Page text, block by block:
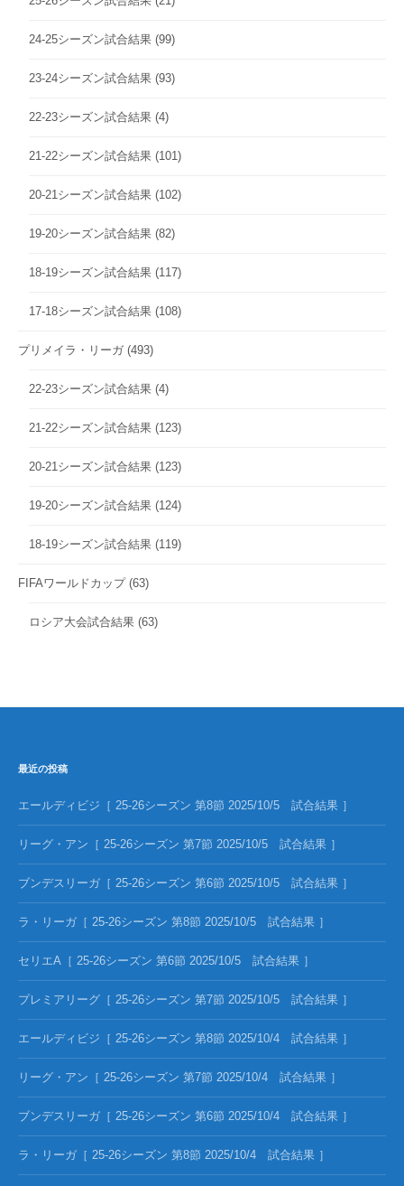
24-25シーズン試合結果 (99)
23-24シーズン試合結果 (93)
22-23シーズン試合結果 (4)
21-22シーズン試合結果 (101)
20-21シーズン試合結果 (102)
19-20シーズン試合結果 (82)
18-19シーズン試合結果 (117)
17-18シーズン試合結果 (108)
プリメイラ・リーガ (493)
22-23シーズン試合結果 (4)
21-22シーズン試合結果 (123)
20-21シーズン試合結果 (123)
19-20シーズン試合結果 (124)
18-19シーズン試合結果 (119)
FIFAワールドカップ(63)
ロシア大会試合結果 (63)
最近の投稿
エールディビジ［ 25-26シーズン 第8節 2025/10/5 試合結果 ］
リーグ・アン［ 25-26シーズン 第7節 2025/10/5 試合結果 ］
ブンデスリーガ［ 25-26シーズン 第6節 2025/10/5 試合結果 ］
ラ・リーガ［ 25-26シーズン 第8節 2025/10/5 試合結果 ］
セリエA［ 25-26シーズン 第6節 2025/10/5 試合結果 ］
プレミアリーグ［ 25-26シーズン 第7節 2025/10/5 試合結果 ］
エールディビジ［ 25-26シーズン 第8節 2025/10/4 試合結果 ］
リーグ・アン［ 25-26シーズン 第7節 2025/10/4 試合結果 ］
ブンデスリーガ［ 25-26シーズン 第6節 2025/10/4 試合結果 ］
ラ・リーガ［ 25-26シーズン 第8節 2025/10/4 試合結果 ］